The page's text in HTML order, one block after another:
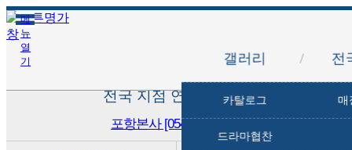
갤러리 / 전
카탈로그 매
드라마협찬
메
뉴
열
기
전국 지점 연락처 안내
포항본사 [054-231-9111]